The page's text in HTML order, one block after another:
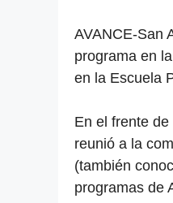
AVANCE-San
programa en
en la Escuela
En el frente
reunió a la
(también
programas de